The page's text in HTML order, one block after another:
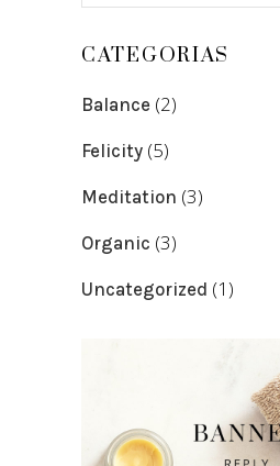
CATEGORIAS
Balance (2)
Felicity (5)
Meditation (3)
Organic (3)
Uncategorized (1)